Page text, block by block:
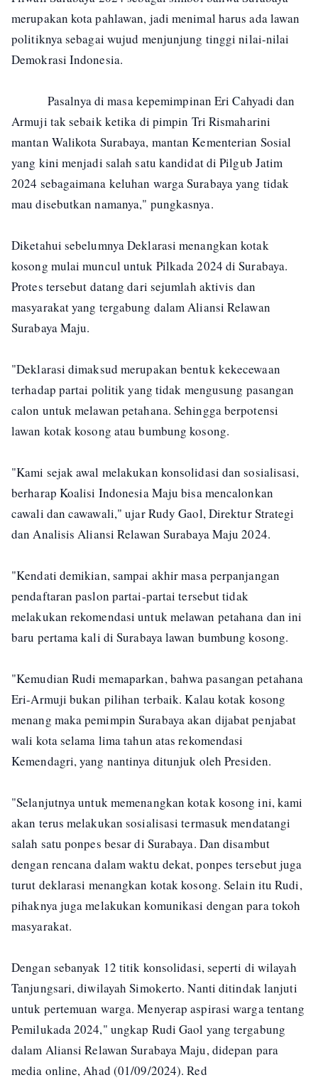
merupakan kota pahlawan, jadi menimal harus ada lawan
politiknya sebagai wujud menjunjung tinggi nilai-nilai
Demokrasi Indonesia.
Pasalnya di masa kepemimpinan Eri Cahyadi dan
Armuji tak sebaik ketika di pimpin Tri Rismaharini
mantan Walikota Surabaya, mantan Kementerian Sosial
yang kini menjadi salah satu kandidat di Pilgub Jatim
2024 sebagaimana keluhan warga Surabaya yang tidak
mau disebutkan namanya," pungkasnya.
Diketahui sebelumnya Deklarasi menangkan kotak
kosong mulai muncul untuk Pilkada 2024 di Surabaya.
Protes tersebut datang dari sejumlah aktivis dan
masyarakat yang tergabung dalam Aliansi Relawan
Surabaya Maju.
"Deklarasi dimaksud merupakan bentuk kekecewaan
terhadap partai politik yang tidak mengusung pasangan
calon untuk melawan petahana. Sehingga berpotensi
lawan kotak kosong atau bumbung kosong.
"Kami sejak awal melakukan konsolidasi dan sosialisasi,
berharap Koalisi Indonesia Maju bisa mencalonkan
cawali dan cawawali," ujar Rudy Gaol, Direktur Strategi
dan Analisis Aliansi Relawan Surabaya Maju 2024.
"Kendati demikian, sampai akhir masa perpanjangan
pendaftaran paslon partai-partai tersebut tidak
melakukan rekomendasi untuk melawan petahana dan ini
baru pertama kali di Surabaya lawan bumbung kosong.
"Kemudian Rudi memaparkan, bahwa pasangan petahana
Eri-Armuji bukan pilihan terbaik. Kalau kotak kosong
menang maka pemimpin Surabaya akan dijabat penjabat
wali kota selama lima tahun atas rekomendasi
Kemendagri, yang nantinya ditunjuk oleh Presiden.
"Selanjutnya untuk memenangkan kotak kosong ini, kami
akan terus melakukan sosialisasi termasuk mendatangi
salah satu ponpes besar di Surabaya. Dan disambut
dengan rencana dalam waktu dekat, ponpes tersebut juga
turut deklarasi menangkan kotak kosong. Selain itu Rudi,
pihaknya juga melakukan komunikasi dengan para tokoh
masyarakat.
Dengan sebanyak 12 titik konsolidasi, seperti di wilayah
Tanjungsari, diwilayah Simokerto. Nanti ditindak lanjuti
untuk pertemuan warga. Menyerap aspirasi warga tentang
Pemilukada 2024," ungkap Rudi Gaol yang tergabung
dalam Aliansi Relawan Surabaya Maju, didepan para
media online, Ahad (01/09/2024). Red